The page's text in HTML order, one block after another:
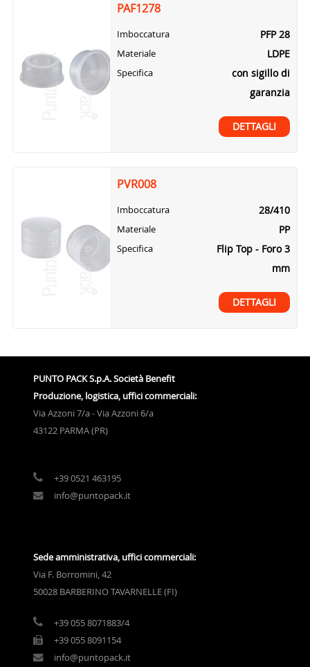
PAF1278
Imboccatura PFP 28
Materiale LDPE
Specifica
con sigillo di
garanzia
DETTAGLI
PVR008
Imboccatura 28/410
Materiale PP
Specifica
Flip Top - Foro 3
mm
DETTAGLI
PUNTO PACK S.p.A. Società Benefit
Produzione, logistica, uffici commerciali:
Via Azzoni 7/a - Via Azzoni 6/a
43122 PARMA (PR)
+39 0521 463195
info@puntopack.it
Sede amministrativa, uffici commerciali:
Via F. Borromini, 42
50028 BARBERINO TAVARNELLE (FI)
+39 055 8071883/4
+39 055 8091154
info@puntopack.it